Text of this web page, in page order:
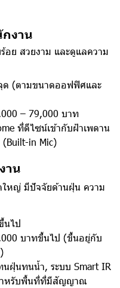
งาน
อย สวยงาม และดูแลความ
ด (ตามขนาดออฟฟิศและ
– 79,000 บาท
ที่ดีไซน์เข้ากับฝ้าเพดาน
in Mic)
าน
ใหญ่ มีปัจจัยด้านฝุ่น ความ
นไป
บาทขึ้นไป (ขึ้นอยู่กับ
ฝุ่นทนน้ำ, ระบบ Smart IR
ำหรับพื้นที่ที่มีสัญญาณ